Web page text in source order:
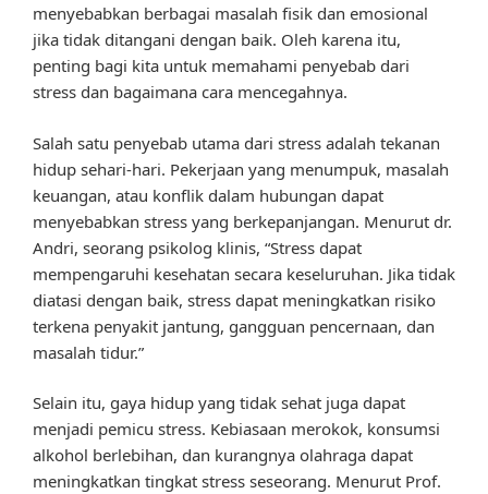
menyebabkan berbagai masalah fisik dan emosional
jika tidak ditangani dengan baik. Oleh karena itu,
penting bagi kita untuk memahami penyebab dari
stress dan bagaimana cara mencegahnya.
Salah satu penyebab utama dari stress adalah tekanan
hidup sehari-hari. Pekerjaan yang menumpuk, masalah
keuangan, atau konflik dalam hubungan dapat
menyebabkan stress yang berkepanjangan. Menurut dr.
Andri, seorang psikolog klinis, “Stress dapat
mempengaruhi kesehatan secara keseluruhan. Jika tidak
diatasi dengan baik, stress dapat meningkatkan risiko
terkena penyakit jantung, gangguan pencernaan, dan
masalah tidur.”
Selain itu, gaya hidup yang tidak sehat juga dapat
menjadi pemicu stress. Kebiasaan merokok, konsumsi
alkohol berlebihan, dan kurangnya olahraga dapat
meningkatkan tingkat stress seseorang. Menurut Prof.